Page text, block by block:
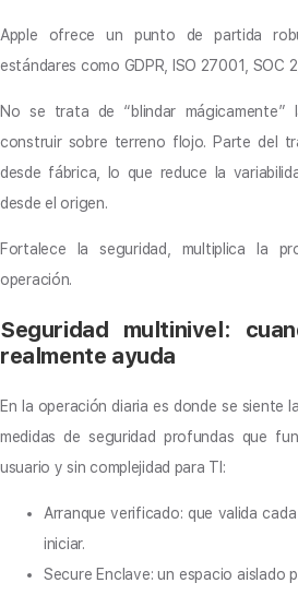
Apple ofrece un punto de partida
estándares como GDPR, ISO 27001, SOC
No se trata de “blindar mágicamente”
construir sobre terreno flojo. Parte del
desde fábrica, lo que reduce la
desde el origen.
Fortalece la seguridad, multiplica la
operación.
Seguridad multinivel:
realmente ayuda
En la operación diaria es donde se siente
medidas de seguridad profundas que
usuario y sin complejidad para TI:
Arranque verificado: que valida
iniciar.
Secure Enclave: un espacio aislado